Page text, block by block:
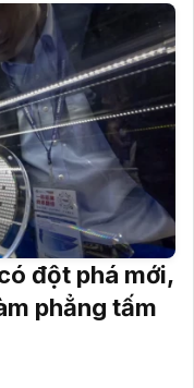
đột phá mới,
phẳng tấm